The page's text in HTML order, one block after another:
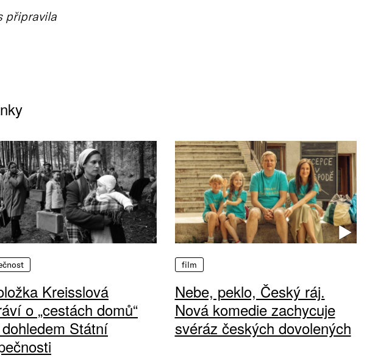
připravila
Kreisslová
o „cestách domů“
Státní
film
Nebe, peklo, Český ráj.
Nová komedie zachycuje
svéráz českých dovolených